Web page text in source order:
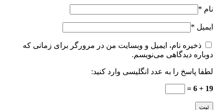
نام *
ایمیل *
ذخیره نام، ایمیل و وبسایت من در مرورگر برای زمانی که
دوباره دیدگاهی می‌نویسم.
لطفا پاسخ را به عدد انگلیسی وارد کنید:
19 + 6 =